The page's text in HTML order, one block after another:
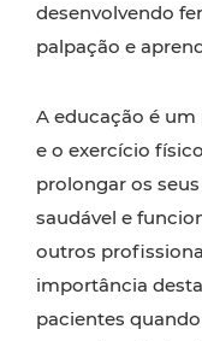
desenvolvendo
palpação e
A educação é
e o exercício
prolongar os
saudável e
outros
importância
pacientes